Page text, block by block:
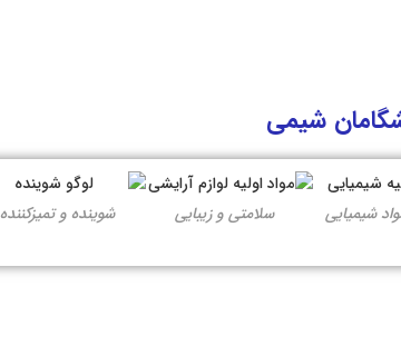
شیمی
شیمیایی سلامتی و زیبایی شوینده و تمیزکننده